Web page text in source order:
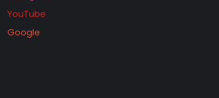
YouTube
Google